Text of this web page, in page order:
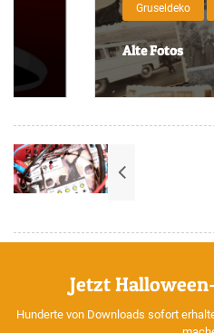
Gruseldeko Home Haunting
Alte Fotos
Jetzt
Hunderte von Downloads sofort